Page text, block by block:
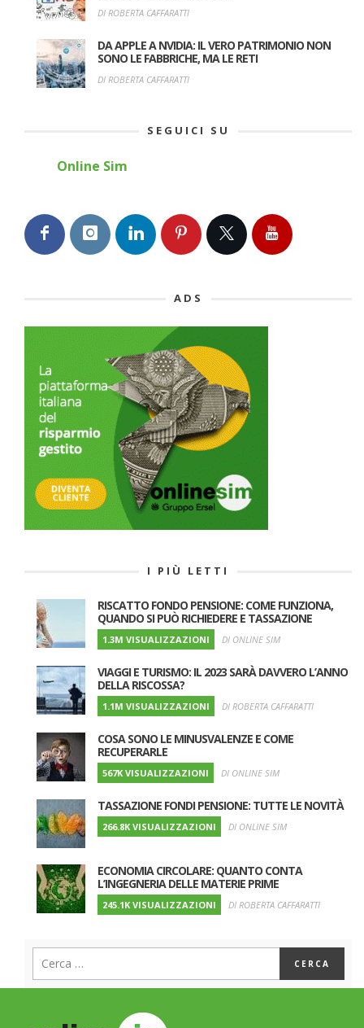
DI ROBERTA CAFFARATTI
DA APPLE A NVIDIA: IL VERO PATRIMONIO NON
SONO LE FABBRICHE, MA LE RETI
DI ROBERTA CAFFARATTI
SEGUICI SU
Online Sim
ADS
I PIÙ LETTI
RISCATTO FONDO PENSIONE: COME FUNZIONA,
QUANDO SI PUÒ RICHIEDERE E TASSAZIONE
1.3M VISUALIZZAZIONI DI ONLINE SIM
VIAGGI E TURISMO: IL 2023 SARÀ DAVVERO L’ANNO
DELLA RISCOSSA?
1.1M VISUALIZZAZIONI DI ROBERTA CAFFARATTI
COSA SONO LE MINUSVALENZE E COME
RECUPERARLE
567K VISUALIZZAZIONI DI ONLINE SIM
TASSAZIONE FONDI PENSIONE: TUTTE LE NOVITÀ
266.8K VISUALIZZAZIONI DI ONLINE SIM
ECONOMIA CIRCOLARE: QUANTO CONTA
L’INGEGNERIA DELLE MATERIE PRIME
245.1K VISUALIZZAZIONI DI ROBERTA CAFFARATTI